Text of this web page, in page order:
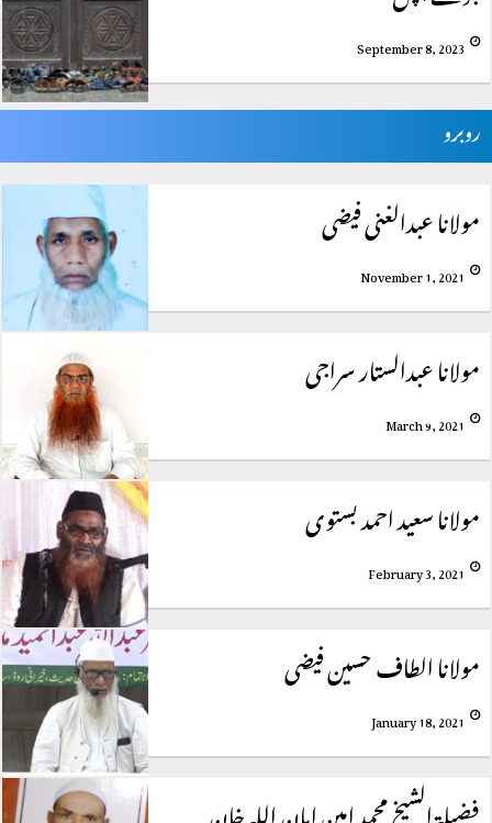
September 8, 2023
روبرو
مولانا عبدالغنی فیضی
November 1, 2021
مولانا عبدالستار سراجی
March 9, 2021
مولانا سعید احمد بستوی
February 3, 2021
مولانا الطاف حسین فیضی
January 18, 2021
فضیلۃ الشیخ محمد امین امان اللہ خان